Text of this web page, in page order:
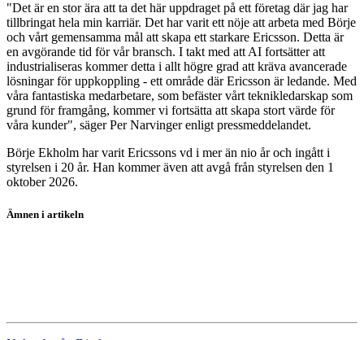
"Det är en stor ära att ta det här uppdraget på ett företag där jag har
tillbringat hela min karriär. Det har varit ett nöje att arbeta med Börje
och vårt gemensamma mål att skapa ett starkare Ericsson. Detta är
en avgörande tid för vår bransch. I takt med att AI fortsätter att
industrialiseras kommer detta i allt högre grad att kräva avancerade
lösningar för uppkoppling - ett område där Ericsson är ledande. Med
våra fantastiska medarbetare, som befäster vårt teknikledarskap som
grund för framgång, kommer vi fortsätta att skapa stort värde för
våra kunder", säger Per Narvinger enligt pressmeddelandet.
Börje Ekholm har varit Ericssons vd i mer än nio år och ingått i
styrelsen i 20 år. Han kommer även att avgå från styrelsen den 1
oktober 2026.
Ämnen i artikeln